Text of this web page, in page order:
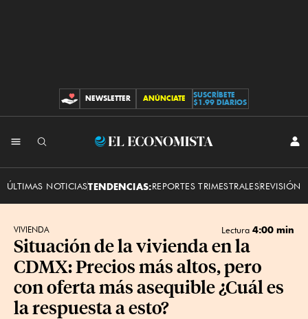
CONTRIBUCIONES
NEWSLETTER ANÚNCIATE
SUSCRÍBETE
$1.99 DIARIOS
El
ÚLTIMAS NOTICIASTENDENCIAS:REPORTES TRIMESTRALESREVISIÓN
VIVIENDA Lectura 4:00 min
Situación de la vivienda en la
CDMX: Precios más altos, pero
con oferta más asequible ¿Cuál es
la respuesta a esto?